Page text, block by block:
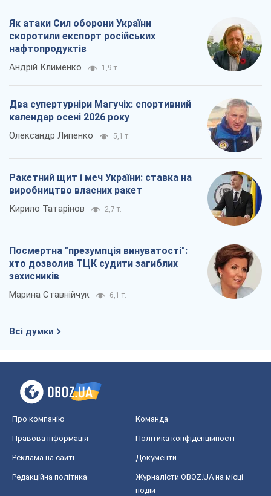
Як атаки Сил оборони України
скоротили експорт російських
нафтопродуктів
Андрій Клименко 1,9 т.
Два супертурніри Магучіх: спортивний
календар осені 2026 року
Олександр Липенко 5,1 т.
Ракетний щит і меч України: ставка на
виробництво власних ракет
Кирило Татарінов 2,7 т.
Посмертна "презумпція винуватості":
хто дозволив ТЦК судити загиблих
захисників
Марина Ставнійчук 6,1 т.
Всі думки
Про компанію Команда
Правова інформація Політика конфіденційності
Реклама на сайті Документи
Редакційна політика
Журналісти OBOZ.UA на місці
подій